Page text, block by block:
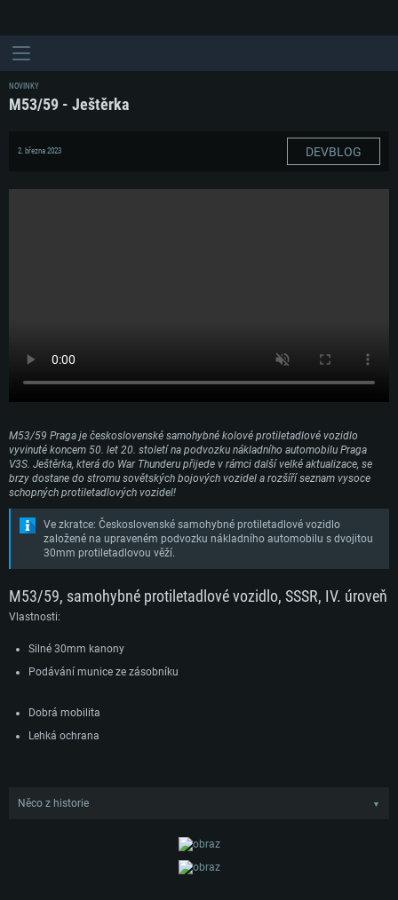
NOVINKY
М53/59 - Ještěrka
2. března 2023 DEVBLOG
М53/59 Praga je československé samohybné kolové protiletadlové vozidlo
vyvinuté koncem 50. let 20. století na podvozku nákladního automobilu Praga
V3S. Ještěrka, která do War Thunderu přijede v rámci další velké aktualizace, se
brzy dostane do stromu sovětských bojových vozidel a rozšíří seznam vysoce
schopných protiletadlových vozidel!
Ve zkratce: Československé samohybné protiletadlové vozidlo
založené na upraveném podvozku nákladního automobilu s dvojitou
30mm protiletadlovou věží.
M53/59, samohybné protiletadlové vozidlo, SSSR, IV. úroveň
Vlastnosti:
Silné 30mm kanony
Podávání munice ze zásobníku
Dobrá mobilita
Lehká ochrana
Něco z historie ▼
taženého protiletadlového děla. Za tímto účelem vycházeli z předchozího
prototypu vyvinutého pro německou armádu ještě za druhé světové války. V
roce 1950 prošel prototyp nové zbraně zkouškami a po úpravách byl v roce